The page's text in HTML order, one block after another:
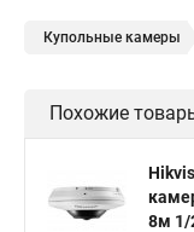
Купольные камеры
Камера
Hikvision купить
Похожие
8м 1/